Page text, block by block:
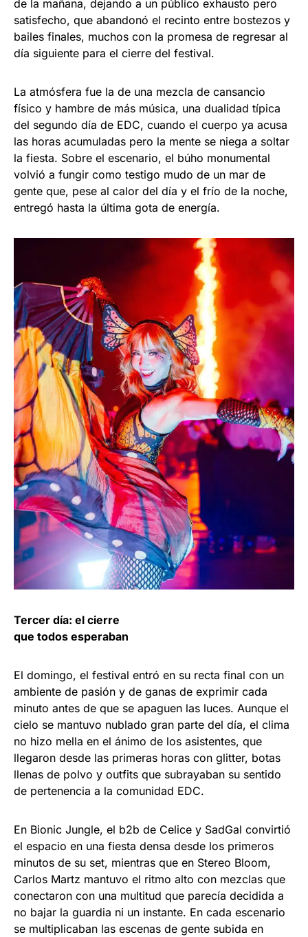
de la mañana, dejando a un público exhausto pero
satisfecho, que abandonó el recinto entre bostezos y
bailes finales, muchos con la promesa de regresar al
día siguiente para el cierre del festival.
La atmósfera fue la de una mezcla de cansancio
físico y hambre de más música, una dualidad típica
del segundo día de EDC, cuando el cuerpo ya acusa
las horas acumuladas pero la mente se niega a soltar
la fiesta. Sobre el escenario, el búho monumental
volvió a fungir como testigo mudo de un mar de
gente que, pese al calor del día y el frío de la noche,
entregó hasta la última gota de energía.
Tercer día: el cierre
que todos esperaban
El domingo, el festival entró en su recta final con un
ambiente de pasión y de ganas de exprimir cada
minuto antes de que se apaguen las luces. Aunque el
cielo se mantuvo nublado gran parte del día, el clima
no hizo mella en el ánimo de los asistentes, que
llegaron desde las primeras horas con glitter, botas
llenas de polvo y outfits que subrayaban su sentido
de pertenencia a la comunidad EDC.
En Bionic Jungle, el b2b de Celice y SadGal convirtió
el espacio en una fiesta densa desde los primeros
minutos de su set, mientras que en Stereo Bloom,
Carlos Martz mantuvo el ritmo alto con mezclas que
conectaron con una multitud que parecía decidida a
no bajar la guardia ni un instante. En cada escenario
se multiplicaban las escenas de gente subida en